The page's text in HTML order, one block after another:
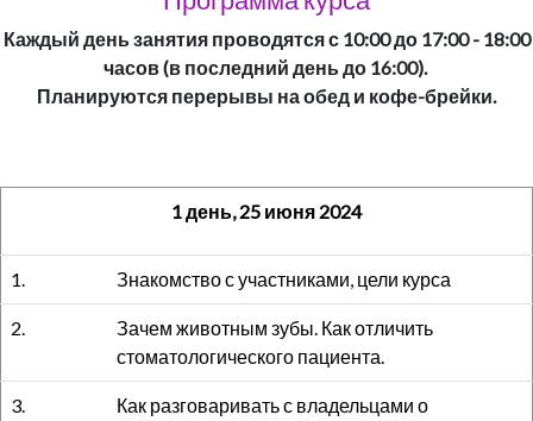
Каждый день занятия проводятся с 10:00 до 17:00 - 18:00
часов (в последний день до 16:00).
Планируются перерывы на обед и кофе-брейки.
1 день, 25 июня 2024
1. Знакомство с участниками, цели курса
2.
Зачем животным зубы. Как отличить
стоматологического пациента.
3.
Как разговаривать с владельцами о